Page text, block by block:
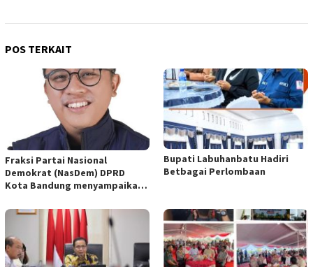
POS TERKAIT
Fraksi Partai Nasional
Demokrat (NasDem) DPRD
Kota Bandung menyampaikan
empat Rancangan Peraturan
Daerah (Raperda) yang
diajukan Pemerintah Kota
Bandung
Bupati Labuhanbatu Hadiri
Betbagai Perlombaan